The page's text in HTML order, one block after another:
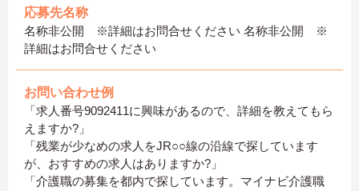
応募先名称
名称非公開 ※詳細はお問合せください 名称非公開 ※
詳細はお問合せください
お問い合わせ例
「求人番号9092411に興味があるので、詳細を教えてもら
えますか?」
「残業が少なめの求人をJR○○線の沿線で探しています
が、おすすめの求人はありますか?」
「介護職の募集を都内で探しています。マイナビ介護職